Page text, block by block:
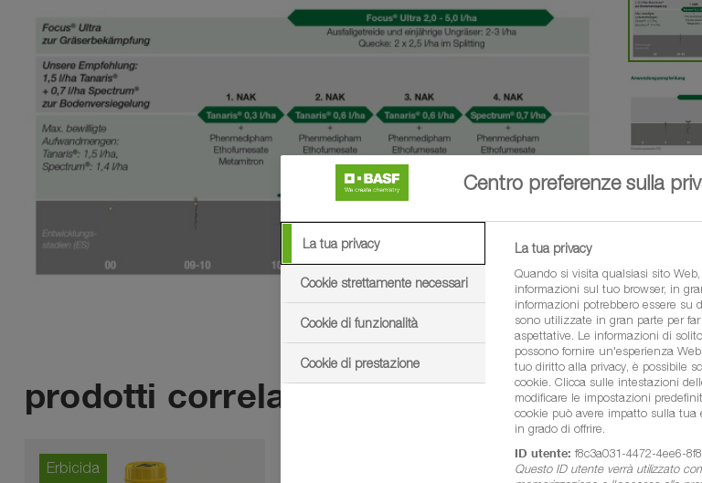
prodotti correlati
Erbicida
Centro preferenze sulla
La tua privacy
Cookie strettamente necessari
Cookie di funzionalità
Cookie di prestazione
La tua privacy
Quando si visita qualsiasi sito
informazioni sul tuo browser, in
informazioni potrebbero essere su
sono utilizzate in gran parte per
aspettative. Le informazioni di
possono fornire un'esperienza
tuo diritto alla privacy, è possibile
cookie. Clicca sulle intestazioni
modificare le impostazioni
cookie può avere impatto sulla
in grado di offrire.
ID utente: f8c3a031-4472-4ee6-
Questo ID utente verrà utilizzato